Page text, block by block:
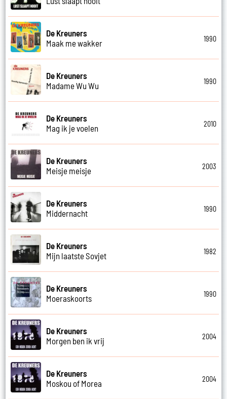
De Kreuners
Maak me wakker
1990
De Kreuners
Madame Wu Wu
1990
De Kreuners
Mag ik je voelen
2010
De Kreuners
Meisje meisje
2003
De Kreuners
Middernacht
1990
De Kreuners
Mijn laatste Sovjet
1982
De Kreuners
Moeraskoorts
1990
De Kreuners
Morgen ben ik vrij
2004
De Kreuners
Moskou of Morea
2004